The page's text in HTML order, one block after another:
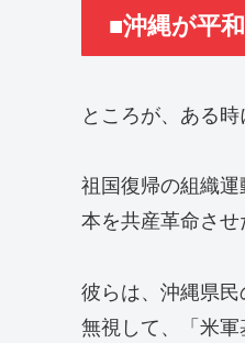
■沖縄が平
ところが、ある
祖国復帰の組織
本を共産革命させ
彼らは、沖縄県
無視して、「米